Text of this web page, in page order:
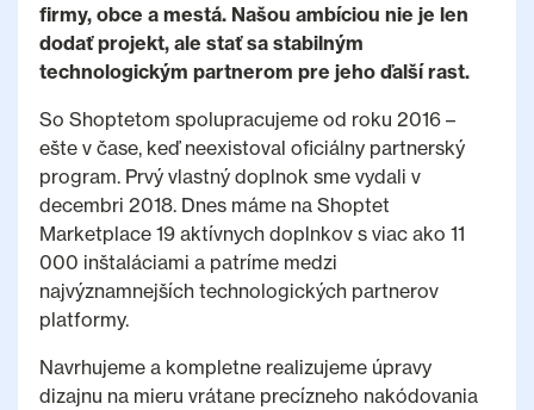
firmy, obce a mestá. Našou ambíciou nie je len
dodať projekt, ale stať sa stabilným
technologickým partnerom pre jeho ďalší rast.
So Shoptetom spolupracujeme od roku 2016 –
ešte v čase, keď neexistoval oficiálny partnerský
program. Prvý vlastný doplnok sme vydali v
decembri 2018. Dnes máme na Shoptet
Marketplace 19 aktívnych doplnkov s viac ako 11
000 inštaláciami a patríme medzi
najvýznamnejších technologických partnerov
platformy.
Navrhujeme a kompletne realizujeme úpravy
dizajnu na mieru vrátane precízneho nakódovania